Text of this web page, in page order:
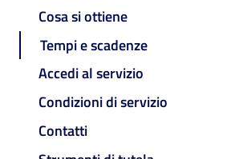
Cosa si ottiene
Tempi e scadenze
Accedi al servizio
Condizioni di servizio
Contatti